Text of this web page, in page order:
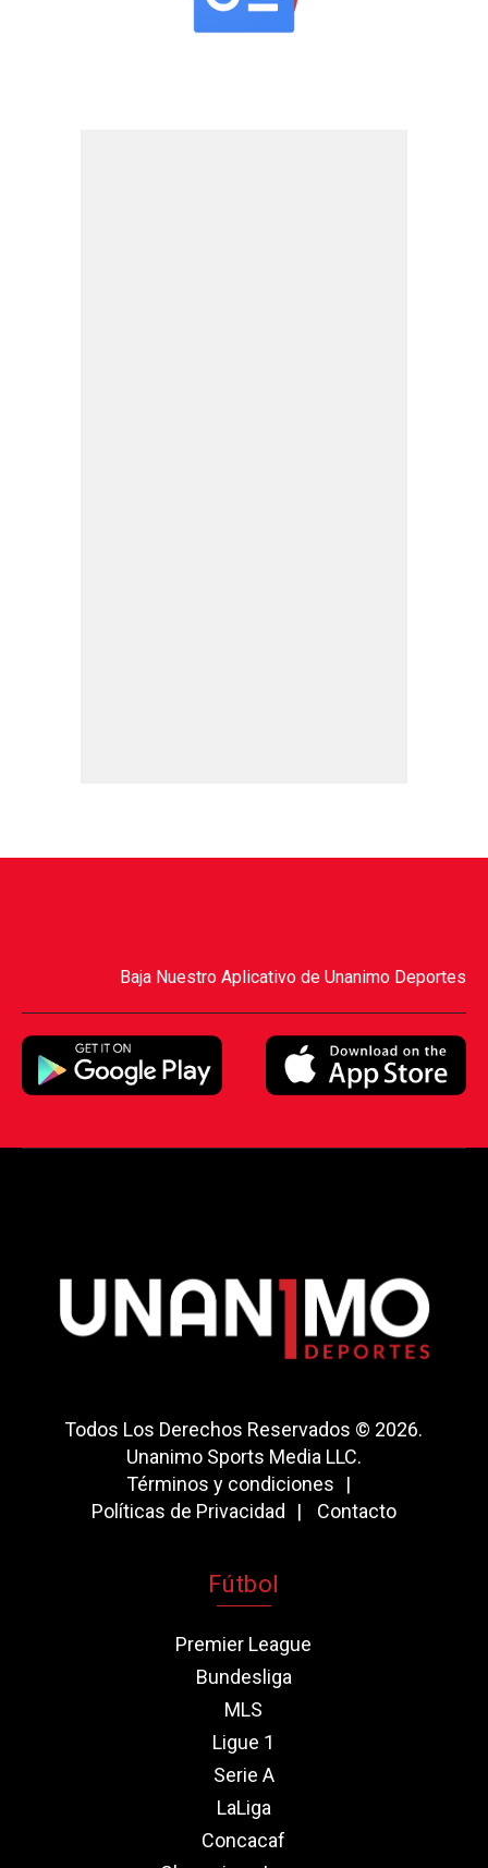
Baja Nuestro Aplicativo de Unanimo Deportes
Todos Los Derechos Reservados © 2026.
Unanimo Sports Media LLC.
Términos y condiciones
Políticas de Privacidad
Contacto
Fútbol
Premier League
Bundesliga
MLS
Ligue 1
Serie A
LaLiga
Concacaf